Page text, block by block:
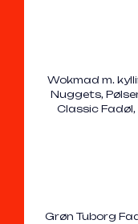
Wokmad m.
Nuggets,
Classic
Grøn Tuborg